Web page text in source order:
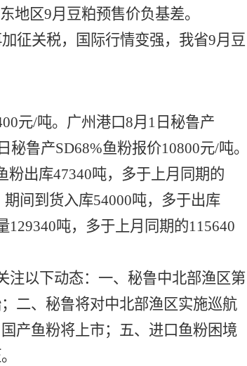
地区9月豆粕预售价负基差。
征关税，国际行情变强，我省9月豆
元/吨。广州港口8月 1 日秘鲁产
日秘鲁产SD68%鱼粉报价10800元/吨。
粉出库47340吨，多于上月同期的
期间到货入库54000吨，多于出库
129340吨，多于上月同期的115640
注以下动态：一、秘鲁中北部渔区第
二、秘鲁将对中北部渔区实施巡航
产鱼粉将上市；五、进口鱼粉困境